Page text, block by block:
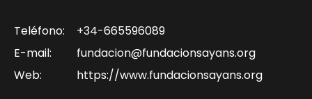
Teléfono:
+34-665596089
E-mail:
fundacion@fundacionsayans.org
Web:
https://www.fundacionsayans.org